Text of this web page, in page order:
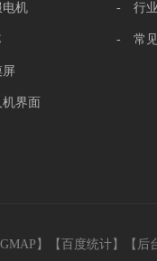
机
界面
- 行
- 常
GMAP 】【 百度统计 】【 后